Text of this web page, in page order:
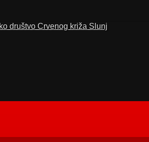
društvo Crvenog križa Slunj